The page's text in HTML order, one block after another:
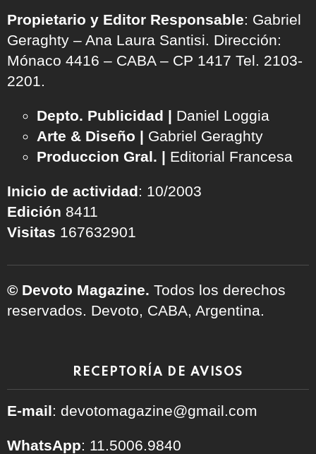
Propietario y Editor Responsable: Gabriel
Geraghty – Ana Laura Santisi. Dirección:
Mónaco 4416 – CABA – CP 1417 Tel. 2103-
2201.
Depto. Publicidad | Daniel Loggia
Arte & Diseño | Gabriel Geraghty
Produccion Gral. | Editorial Francesa
Inicio de actividad: 10/2003
Edición 8411
Visitas 167632901
© Devoto Magazine. Todos los derechos
reservados. Devoto, CABA, Argentina.
RECEPTORÍA DE AVISOS
E-mail: devotomagazine@gmail.com
WhatsApp: 11.5006.9840